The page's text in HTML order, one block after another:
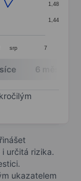
Data ranges
srp 7
1,44
1,48
6 měsíců
určitá rizika.
ukazatelem